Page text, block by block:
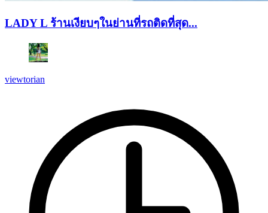
LADY L ร้านเงียบๆในย่านที่รถติดที่สุด...
viewtorian